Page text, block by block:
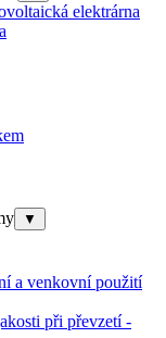
elektrárna
▼
a venkovní použití
při převzetí -